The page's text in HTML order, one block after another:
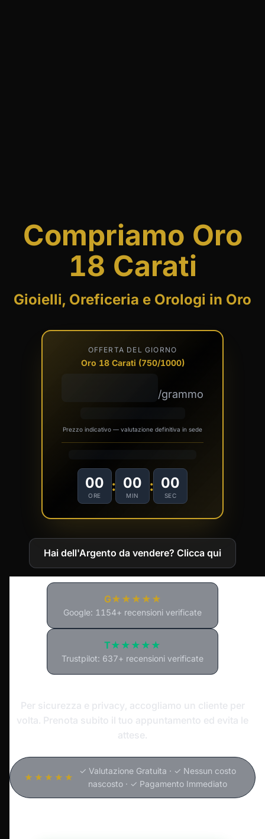
Compriamo Oro
18 Carati
Gioielli, Oreficeria e Orologi in Oro
OFFERTA DEL GIORNO
Oro 18 Carati (750/1000)
/grammo
Prezzo indicativo — valutazione definitiva in sede
00
ORE
: 00
MIN
: 00
SEC
Hai dell'Argento da vendere? Clicca qui
G★★★★★
Google: 1154+ recensioni verificate
T★★★★★
Trustpilot: 637+ recensioni verificate
Per sicurezza e privacy, accogliamo un cliente per
volta. Prenota subito il tuo appuntamento ed evita le
attese.
★★★★★
✓ Valutazione Gratuita · ✓ Nessun costo
nascosto · ✓ Pagamento Immediato